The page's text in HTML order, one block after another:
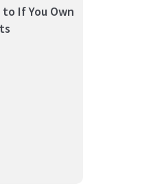
de rechercher
If You Own